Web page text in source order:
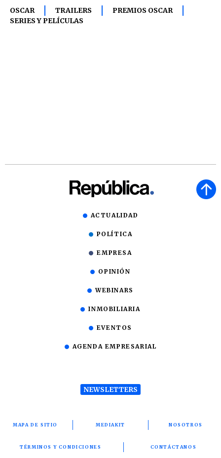
OSCAR
TRAILERS
PREMIOS OSCAR
SERIES Y PELÍCULAS
ACTUALIDAD
POLÍTICA
EMPRESA
OPINIÓN
WEBINARS
INMOBILIARIA
EVENTOS
AGENDA EMPRESARIAL
NEWSLETTERS
MAPA DE SITIO MEDIAKIT NOSOTROS
TÉRMINOS Y CONDICIONES CONTÁCTANOS